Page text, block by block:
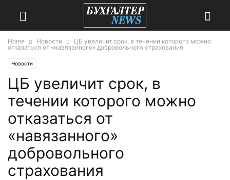
Home Новости
ЦБ увеличит срок, в течении которого можно
отказаться от «навязанного» добровольного страхования
Новости
ЦБ увеличит срок, в
течении которого можно
отказаться от
«навязанного»
добровольного
страхования